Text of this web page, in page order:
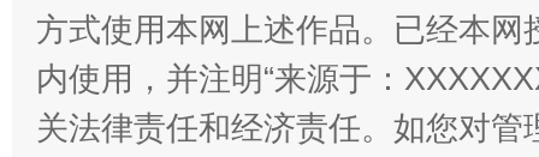
方式使用本网上述作品。已经本
内使用，并注明“来源于：
关法律责任和经济责任。如您对